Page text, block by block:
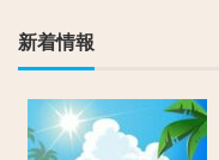
新着情報